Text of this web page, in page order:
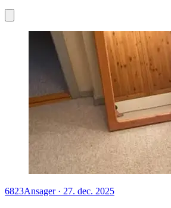
6823Ansager· 27. dec. 2025